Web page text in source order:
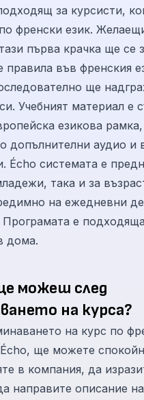
за курсисти,
френски език.
първа крачка ще се
правила във френския
ще
Учебният материал е
езикова
допълнителни аудио и
Écho системата е
така и за
на ежедневни
е
дома.
можеш след
на курса?
на курс по
ще можете
в компания, да
направите описание